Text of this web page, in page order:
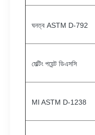
ঘনত্ব ASTM D-792
মেল্টিং পয়েন্ট ডিএসসি
MI ASTM D-1238